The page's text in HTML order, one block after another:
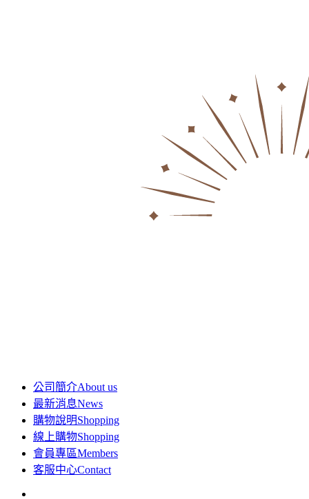
公司簡介About us
最新消息News
購物說明Shopping
線上購物Shopping
會員專區Members
客服中心Contact